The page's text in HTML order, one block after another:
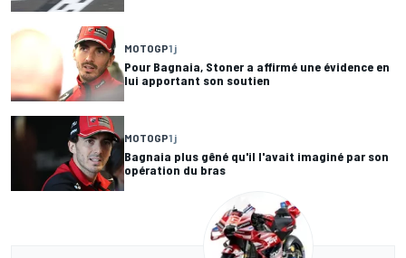
MOTOGP1 j
Pour Bagnaia, Stoner a affirmé une évidence en
lui apportant son soutien
MOTOGP1 j
Bagnaia plus gêné qu'il l'avait imaginé par son
opération du bras